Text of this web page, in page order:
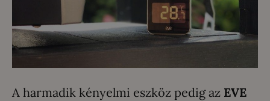
A harmadik kényelmi eszköz pedig az EVE